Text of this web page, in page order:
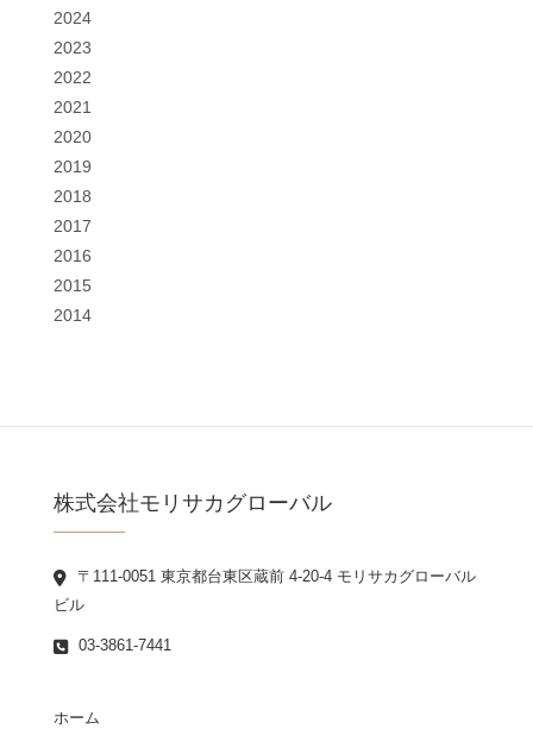
2024
2023
2022
2021
2020
2019
2018
2017
2016
2015
2014
株式会社モリサカグローバル
〒111-0051 東京都台東区蔵前 4-20-4 モリサカグローバル
ビル
03-3861-7441
ホーム